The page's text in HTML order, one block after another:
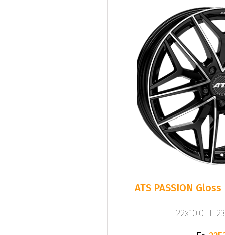
ATS PASSION
22x10.0ET: